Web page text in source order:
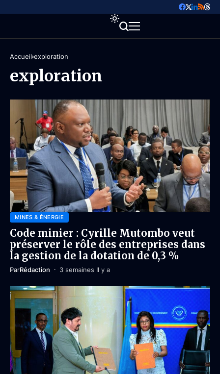
Accueil exploration
exploration
MINES & ÉNERGIE
Code minier : Cyrille Mutombo veut
préserver le rôle des entreprises dans
la gestion de la dotation de 0,3 %
ParRédaction 3 semaines Il y a